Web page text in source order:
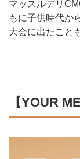
マッスルデリ
もに子供時代か
大会に出たこと
【YOUR